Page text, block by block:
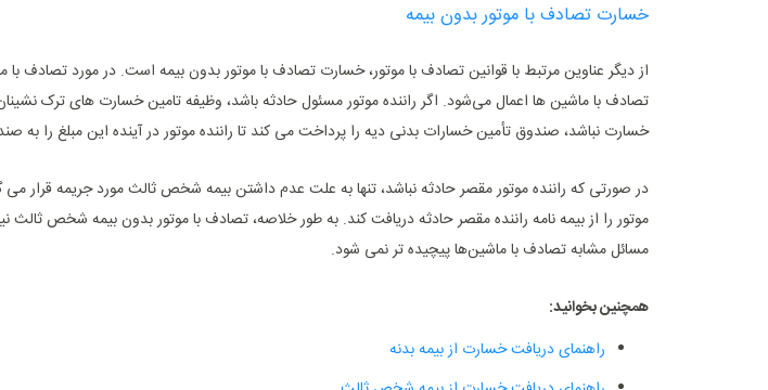
خسارت تصادف با موتور بدون بیمه
از دیگر عناوین مرتبط با قوانین تصادف با موتور، خسارت تصادف با موتور بدون بیمه است. در مورد
تصادف با ماشین‌ ها اعمال می‌شود. اگر راننده موتور مسئول حادثه باشد، وظیفه تامین خسارت‌ های ترک نشینان
خسارت نباشد، صندوق تأمین خسارات بدنی دیه را پرداخت می ‌کند تا راننده موتور در آینده این مبلغ را به
در صورتی که راننده موتور مقصر حادثه نباشد، تنها به علت عدم داشتن بیمه شخص ثالث مورد جریمه قرار
موتور را از بیمه نامه راننده مقصر حادثه دریافت کند. به طور خلاصه، تصادف با موتور بدون بیمه شخص ثالث
مسائل مشابه تصادف با ماشین‌ها پیچیده‌ تر نمی‌ شود.
همچنین بخوانید:
راهنمای دریافت خسارت از بیمه بدنه